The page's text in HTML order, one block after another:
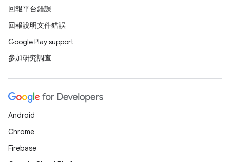
回報平台錯誤
回報說明文件錯誤
Google Play support
參加研究調查
Android
Chrome
Firebase